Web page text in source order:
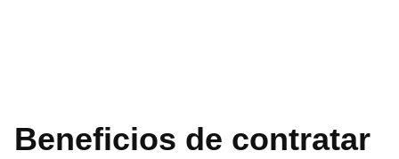
Beneficios de contratar